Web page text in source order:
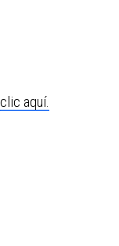
clic aquí.